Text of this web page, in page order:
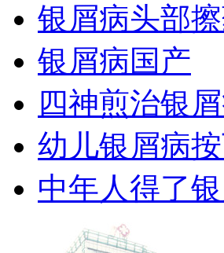
银屑病头部
银屑病国产
四神煎治银
幼儿银屑病
中年人得了